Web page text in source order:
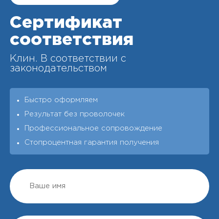
Сертификат
соответствия
Клин. В соответствии с
законодательством
Быстро оформляем
Результат без проволочек
Профессиональное сопровождение
Стопроцентная гарантия получения